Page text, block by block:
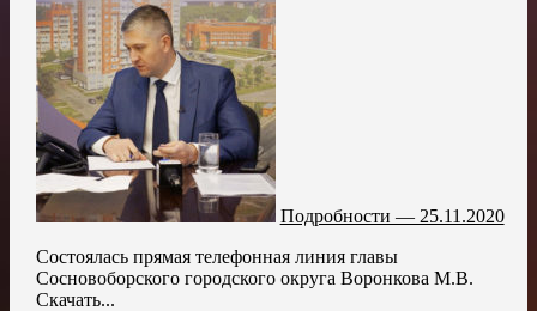
Подробности — 25.11.2020
Состоялась прямая телефонная линия главы
Сосновоборского городского округа Воронкова М.В.
Скачать...